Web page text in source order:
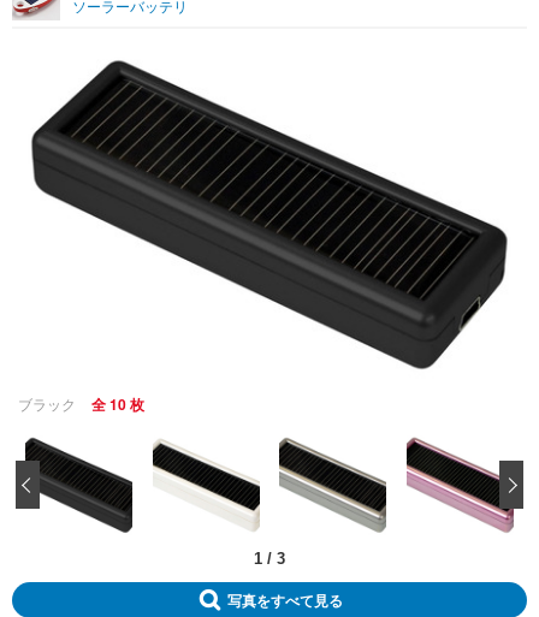
ソーラーバッテリ
ブラック 全 10 枚
1 / 3
‹
写真をすべて見る